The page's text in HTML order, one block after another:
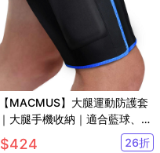
【MACMUS】大腿運動防護套
｜大腿手機收納｜適合藍球、跑
步
$424 26折